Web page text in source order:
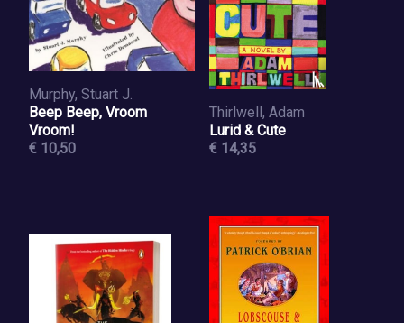
Murphy, Stuart J.
Beep Beep, Vroom
Vroom!
€ 10,50
Thirlwell, Adam
Lurid & Cute
€ 14,35